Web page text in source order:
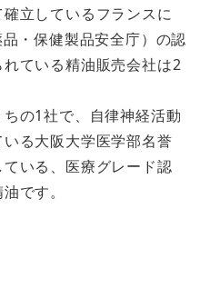
立しているフランスに
・保健製品安全庁）の認
ている精油販売会社は2
の1社で、自律神経活動
る大阪大学医学部名誉
いる、医療グレード認
です。